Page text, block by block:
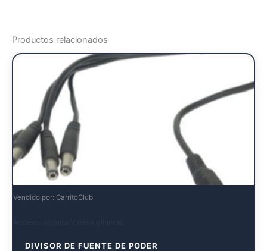
Productos relacionados
Vendido por: CarritoClub
DIVISOR DE FUENTE DE PODER